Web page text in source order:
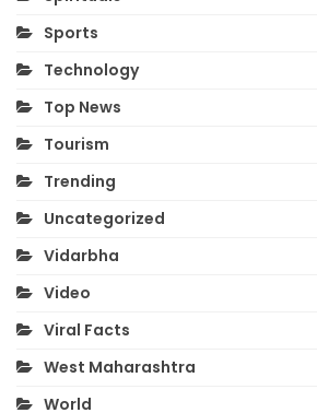
Sports
Technology
Top News
Tourism
Trending
Uncategorized
Vidarbha
Video
Viral Facts
West Maharashtra
World